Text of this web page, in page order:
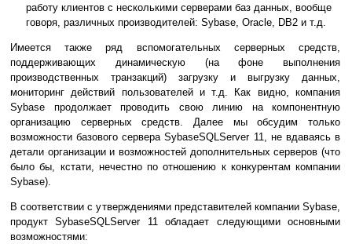
работу клиентов с несколькими серверами баз данных, вообще
говоря, различных производителей: Sybase, Oracle, DB2 и т.д.
Имеется также ряд вспомогательных серверных средств,
поддерживающих динамическую (на фоне выполнения
производственных транзакций) загрузку и выгрузку данных,
мониторинг действий пользователей и т.д. Как видно, компания
Sybase продолжает проводить свою линию на компонентную
организацию серверных средств. Далее мы обсудим только
возможности базового сервера SybaseSQLServer 11, не вдаваясь в
детали организации и возможностей дополнительных серверов (что
было бы, кстати, нечестно по отношению к конкурентам компании
Sybase).
В соответствии с утверждениями представителей компании Sybase,
продукт SybaseSQLServer 11 обладает следующими основными
возможностями: